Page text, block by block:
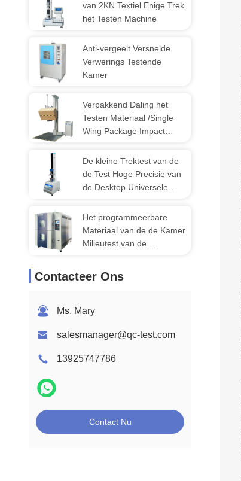
van 2KN Textiel Enige Trek
het Testen Machine
Anti-vergeelt Versnelde
Verwerings Testende
Kamer
Verpakkend Daling het
Testen Materiaal /Single
Wing Package Impact
De kleine Trektest van de
de Test Hoge Precisie van
de Desktop Universele
Het programmeerbare
Materiaal van de de Kamer
Milieutest van de
Contacteer Ons
Ms. Mary
salesmanager@qc-test.com
13925747786
Contact Nu